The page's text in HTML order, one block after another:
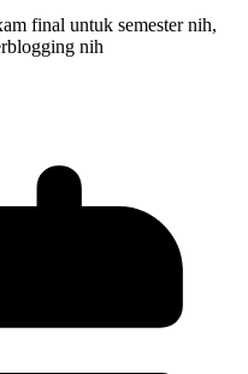
final untuk semester nih,
nih